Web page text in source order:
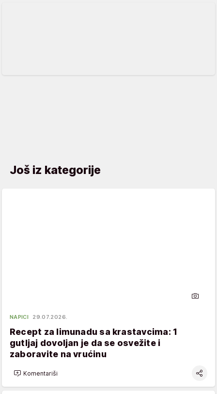
Još iz kategorije
NAPICI 29.07.2026.
Recept za limunadu sa krastavcima: 1
gutljaj dovoljan je da se osvežite i
zaboravite na vrućinu
Komentariši